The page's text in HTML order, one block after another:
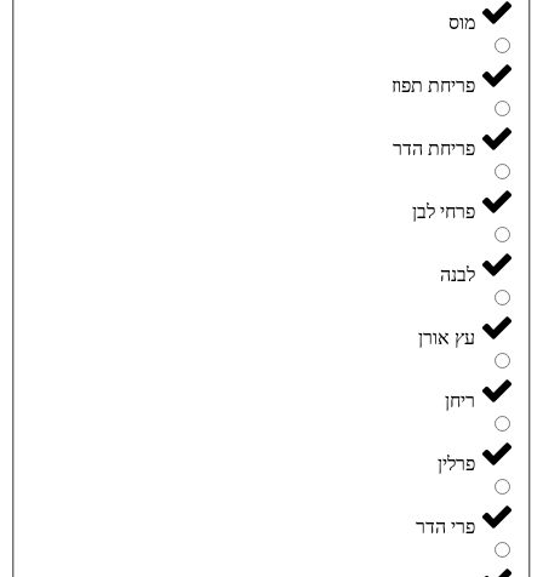
מוס
פריחת תפוז
פריחת הדר
פרחי לבן
לבנה
עץ אורן
ריחן
פרלין
פרי הדר